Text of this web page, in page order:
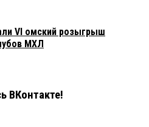
VI омский розыгрыш
МХЛ
ВКонтакте!